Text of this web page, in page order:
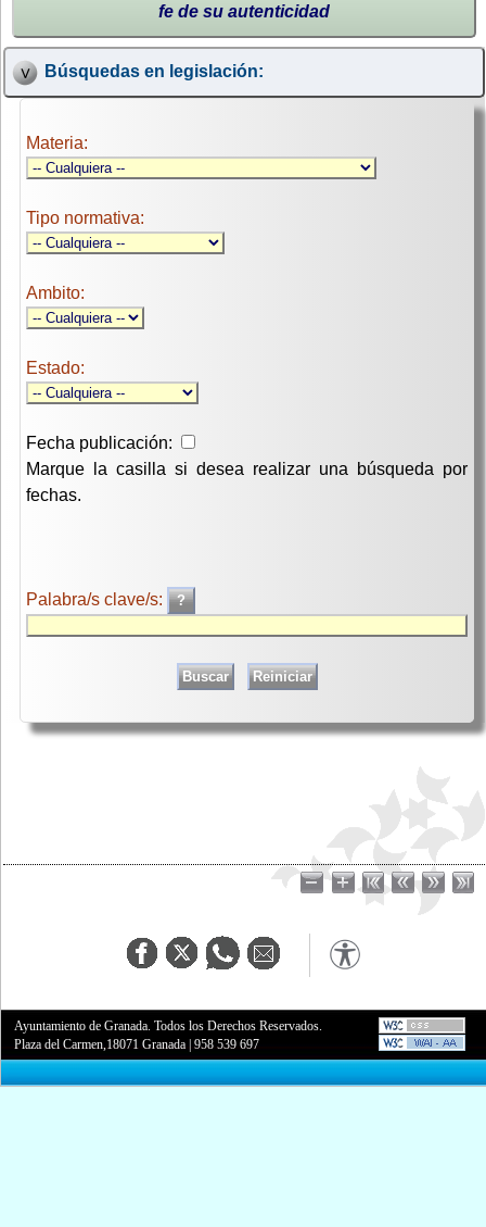
fe de su autenticidad
Búsquedas en legislación:
Materia:
Tipo normativa:
Ambito:
Estado:
Fecha publicación:
Marque la casilla si desea realizar una búsqueda por
fechas.
Palabra/s clave/s:
Ayuntamiento de Granada. Todos los Derechos Reservados.
Plaza del Carmen,18071 Granada |958 539 697